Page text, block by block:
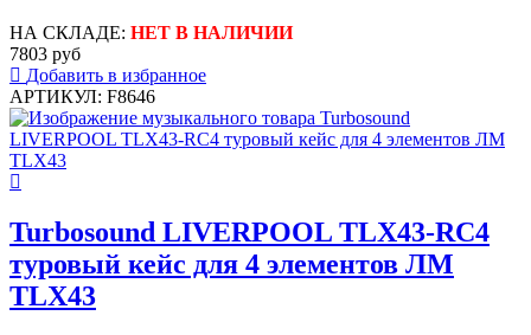
НА СКЛАДЕ: НЕТ В НАЛИЧИИ
7803 руб
Добавить в избранное
АРТИКУЛ: F8646
Turbosound LIVERPOOL TLX43-RC4
туровый кейс для 4 элементов ЛМ
TLX43